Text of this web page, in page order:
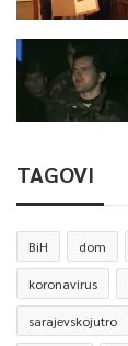
TAGOVI
BiH dom
koronavirus
sarajevskojutro